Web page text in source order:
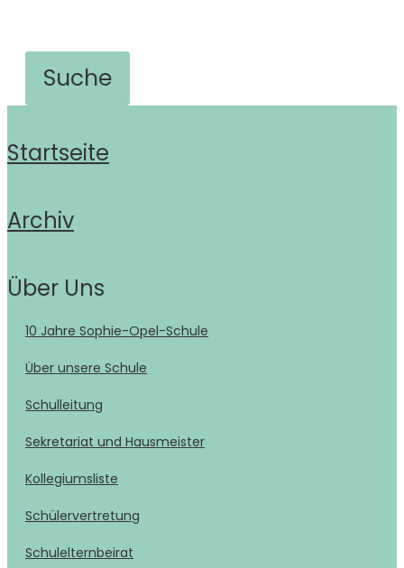
Startseite
Archiv
Über Uns
10 Jahre Sophie-Opel-Schule
Über unsere Schule
Schulleitung
Sekretariat und Hausmeister
Kollegiumsliste
Schülervertretung
Schulelternbeirat